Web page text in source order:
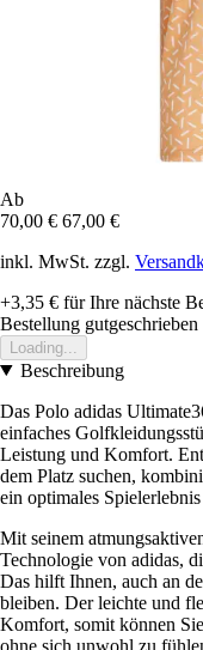
Ab
70,00 € 67,00 €
inkl. MwSt. zzgl.
+3,35 € für Ihre nächste
Bestellung gutgeschrieben
Loading...
Beschreibung
Das Polo adidas
einfaches
Leistung und Komfort.
dem Platz suchen,
ein optimales
Mit seinem
Technologie von adidas,
Das hilft Ihnen, auch an
bleiben. Der leichte und
Komfort, somit können
ohne sich unwohl zu